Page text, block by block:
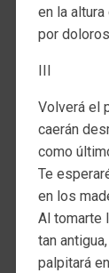
en la
por
Volverá el
caerán
como
Te
en los
Al tomarte
tan
palpitará